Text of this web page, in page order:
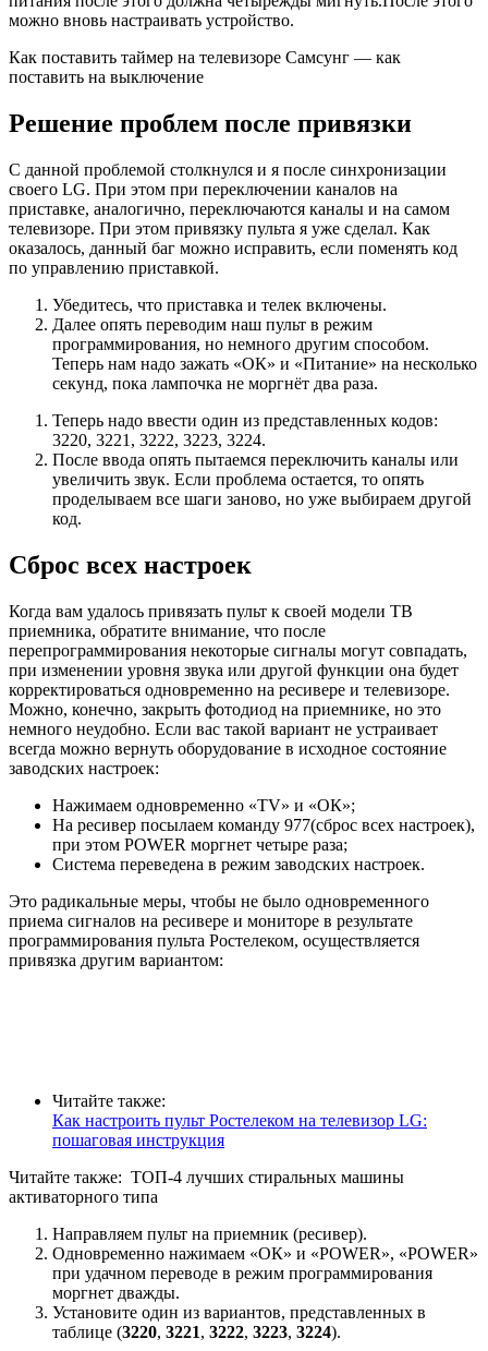
можно вновь настраивать устройство.
Как поставить таймер на телевизоре Самсунг — как
поставить на выключение
Решение проблем после привязки
С данной проблемой столкнулся и я после синхронизации
своего LG. При этом при переключении каналов на
приставке, аналогично, переключаются каналы и на самом
телевизоре. При этом привязку пульта я уже сделал. Как
оказалось, данный баг можно исправить, если поменять код
по управлению приставкой.
Убедитесь, что приставка и телек включены.
Далее опять переводим наш пульт в режим
программирования, но немного другим способом.
Теперь нам надо зажать «ОК» и «Питание» на несколько
секунд, пока лампочка не моргнёт два раза.
Теперь надо ввести один из представленных кодов:
3220, 3221, 3222, 3223, 3224.
После ввода опять пытаемся переключить каналы или
увеличить звук. Если проблема остается, то опять
проделываем все шаги заново, но уже выбираем другой
код.
Сброс всех настроек
Когда вам удалось привязать пульт к своей модели ТВ
приемника, обратите внимание, что после
перепрограммирования некоторые сигналы могут совпадать,
при изменении уровня звука или другой функции она будет
корректироваться одновременно на ресивере и телевизоре.
Можно, конечно, закрыть фотодиод на приемнике, но это
немного неудобно. Если вас такой вариант не устраивает
всегда можно вернуть оборудование в исходное состояние
заводских настроек:
Нажимаем одновременно «ТV» и «ОК»;
На ресивер посылаем команду 977(сброс всех настроек),
при этом POWER моргнет четыре раза;
Система переведена в режим заводских настроек.
Это радикальные меры, чтобы не было одновременного
приема сигналов на ресивере и мониторе в результате
программирования пульта Ростелеком, осуществляется
привязка другим вариантом:
Читайте также:
Как настроить пульт Ростелеком на телевизор LG:
пошаговая инструкция
Читайте также: ТОП-4 лучших стиральных машины
активаторного типа
Направляем пульт на приемник (ресивер).
Одновременно нажимаем «ОК» и «POWER», «POWER»
при удачном переводе в режим программирования
моргнет дважды.
Установите один из вариантов, представленных в
таблице (3220, 3221, 3222, 3223, 3224).